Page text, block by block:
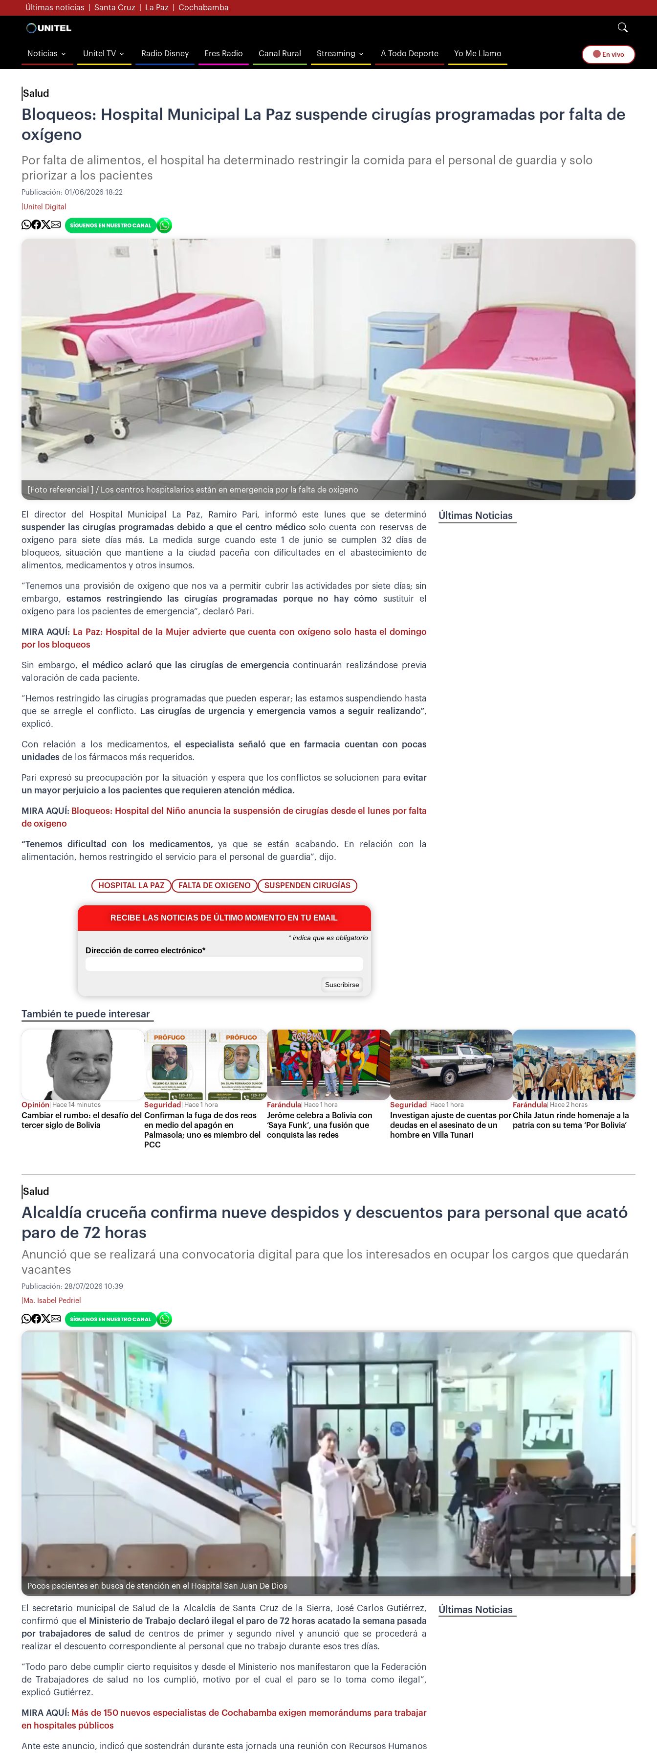
Últimas noticias Santa Cruz La Paz Cochabamba
Noticias Unitel TV Radio Disney Eres Radio Canal Rural Streaming A Todo Deporte Yo Me Llamo En vivo
Salud
Bloqueos: Hospital Municipal La Paz suspende cirugías programadas por falta de
oxígeno
Por falta de alimentos, el hospital ha determinado restringir la comida para el personal de guardia y solo
priorizar a los pacientes
Publicación: 01/06/2026 18:22
Unitel Digital
[Foto referencial ] / Los centros hospitalarios están en emergencia por la falta de oxígeno
El director del Hospital Municipal La Paz, Ramiro Pari, informó este lunes que se determinó
suspender las cirugías programadas debido a que el centro médico solo cuenta con reservas de
oxígeno para siete días más. La medida surge cuando este 1 de junio se cumplen 32 días de
bloqueos, situación que mantiene a la ciudad paceña con dificultades en el abastecimiento de
alimentos, medicamentos y otros insumos.
“Tenemos una provisión de oxígeno que nos va a permitir cubrir las actividades por siete días; sin
embargo,estamos restringiendo las cirugías programadas porque no hay cómo sustituir el
oxígeno para los pacientes de emergencia”, declaró Pari.
MIRA AQUÍ: La Paz: Hospital de la Mujer advierte que cuenta con oxígeno solo hasta el domingo
por los bloqueos
Sin embargo,el médico aclaró que las cirugías de emergenciacontinuarán realizándose previa
valoración de cada paciente.
“Hemos restringido las cirugías programadas que pueden esperar; las estamos suspendiendo hasta
que se arregle el conflicto.
Las cirugías de urgencia y emergencia vamos a seguir realizando”,
explicó.
Con relación a los medicamentos,el especialista señaló que en farmacia cuentan con pocas
unidades de los fármacos más requeridos.
Pari expresó su preocupación por la situación y espera que los conflictos se solucionen paraevitar
un mayor perjuicio a los pacientes que requieren atención médica.
MIRA AQUÍ: Bloqueos: Hospital del Niño anuncia la suspensión de cirugías desde el lunes por falta
de oxígeno
“Tenemos dificultad con los medicamentos, ya que se están acabando. En relación con la
alimentación, hemos restringido el servicio para el personal de guardia”, dijo.
HOSPITAL LA PAZ FALTA DE OXIGENO SUSPENDEN CIRUGÍAS
RECIBE LAS NOTICIAS DE ÚLTIMO MOMENTO EN TU EMAIL
*indica que es obligatorio
Dirección de correo electrónico*
Últimas Noticias
También te puede interesar
Opinión Hace 14 minutos
Cambiar el rumbo: el desafío del
tercer siglo de Bolivia
Seguridad Hace 1 hora
Confirman la fuga de dos reos
en medio del apagón en
Palmasola; uno es miembro del
PCC
Farándula Hace 1 hora
Jerôme celebra a Bolivia con
‘Saya Funk’, una fusión que
conquista las redes
Seguridad Hace 1 hora
Investigan ajuste de cuentas por
deudas en el asesinato de un
hombre en Villa Tunari
Farándula Hace 2 horas
Chila Jatun rinde homenaje a la
patria con su tema ‘Por Bolivia’
Salud
Alcaldía cruceña confirma nueve despidos y descuentos para personal que acató
paro de 72 horas
Anunció que se realizará una convocatoria digital para que los interesados en ocupar los cargos que quedarán
vacantes
Publicación: 28/07/2026 10:39
Ma. Isabel Pedriel
Pocos pacientes en busca de atención en el Hospital San Juan De Dios
El secretario municipal de Salud de la Alcaldía de Santa Cruz de la Sierra, José Carlos Gutiérrez,
confirmó queel Ministerio de Trabajo declaró ilegal el paro de 72 horas acatado la semana pasada
por trabajadores de saludde centros de primer y segundo nivel y anunció que se procederá a
realizar el descuento correspondiente al personal que no trabajo durante esos tres días.
“Todo paro debe cumplir cierto requisitos y desde el Ministerio nos manifestaron que la Federación
de Trabajadores de salud no los cumplió, motivo por el cual el paro se lo toma como ilegal”,
explicó Gutiérrez.
MIRA AQUÍ: Más de 150 nuevos especialistas de Cochabamba exigen memorándums para trabajar
en hospitales públicos
Ante este anuncio, indicó que sostendrán durante esta jornada una reunión con Recursos Humanos
Últimas Noticias